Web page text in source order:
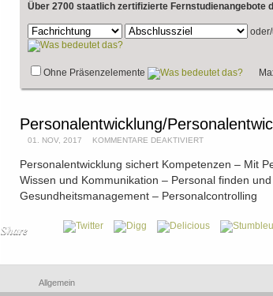
Über 2700 staatlich zertifizierte Fernstudienangebote
Ohne Präsenzelemente
Personalentwicklung/
01. NOV, 2017 KOMMENTARE DEAKTIVIERT
Personalentwicklung sichert Kompetenzen – Mit
Wissen und Kommunikation – Personal finden
Gesundheitsmanagement – Personalcontrolling
Share
Allgemein